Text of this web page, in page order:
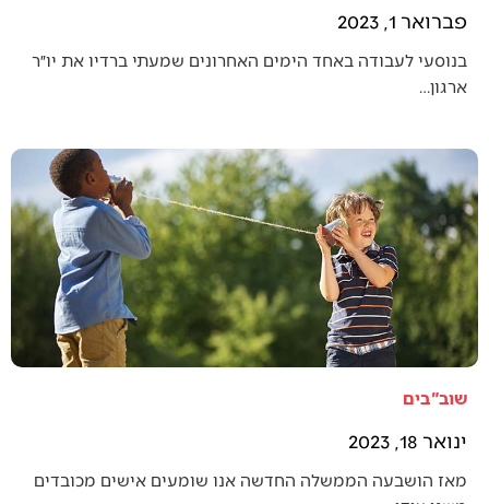
פברואר 1, 2023
בנוסעי לעבודה באחד הימים האחרונים שמעתי ברדיו את יו״ר
ארגון…
שוב"בים
ינואר 18, 2023
מאז הושבעה הממשלה החדשה אנו שומעים אישים מכובדים